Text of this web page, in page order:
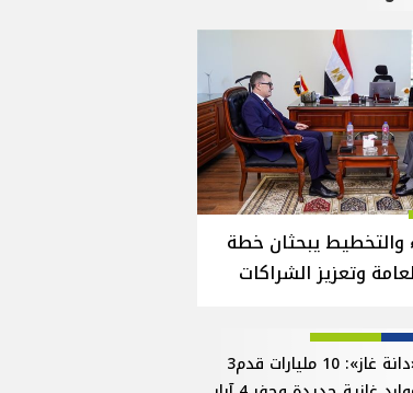
والتخطيط يبحثان خطة
وتعزيز الشراكات
«دانة غاز»: 10 مليارات قدم3